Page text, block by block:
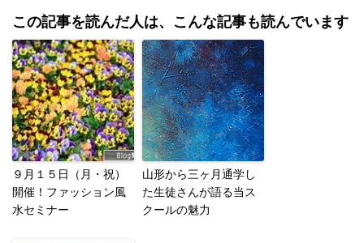
この記事を読んだ人は、こんな記事も読んでいます
９月１５日（月・祝）
開催！ファッション風
水セミナー
山形から三ヶ月通学し
た生徒さんが語る当ス
クールの魅力